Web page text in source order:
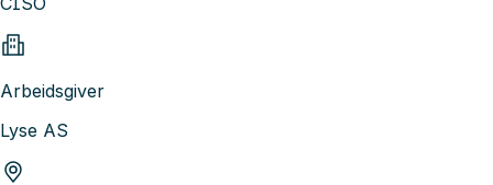
Arbeidsgiver
Lyse AS